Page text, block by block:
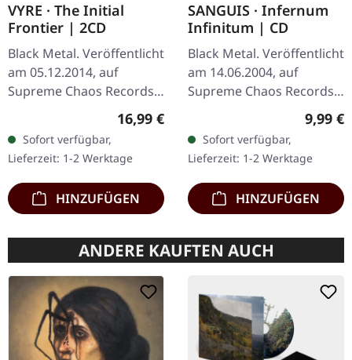
VYRE · The Initial
Frontier | 2CD
Black Metal. Veröffentlicht
am 05.12.2014, auf
Supreme Chaos Records.
Limitierte Auflage als
aufwändiger Dreifach-
Klapp-DigiPak mit 2 CDs:
The…
Regulärer Preis:
16,99 €
Sofort verfügbar,
Lieferzeit: 1-2 Werktage
HINZUFÜGEN
SANGUIS · Infernum
Infinitum | CD
Black Metal. Veröffentlicht
am 14.06.2004, auf
Supreme Chaos Records.
CD im Jewelcase mit 16-
seitigem Booklet. Die
österreichische Black
Metal-Horde…
9,99 €
Sofort verfügbar,
Lieferzeit: 1-2 Werktage
HINZUFÜGEN
ANDERE KAUFTEN AUCH